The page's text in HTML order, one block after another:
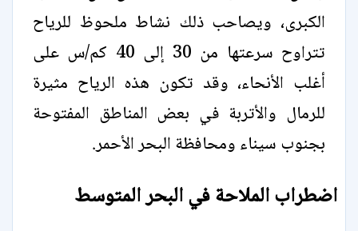
الكبرى، ويصاحب ذلك نشاط ملحوظ للرياح
تتراوح سرعتها من 30 إلى 40 كم/س على
أغلب الأنحاء، وقد تكون هذه الرياح مثيرة
للرمال والأتربة في بعض المناطق المفتوحة
بجنوب سيناء ومحافظة البحر الأحمر.
اضطراب الملاحة في البحر المتوسط